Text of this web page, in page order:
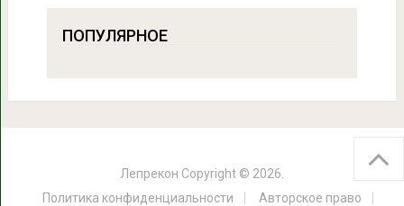
ПОПУЛЯРНОЕ
Лепрекон Copyright © 2026.
Политика конфиденциальности
Авторское право